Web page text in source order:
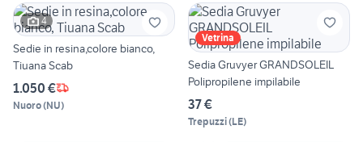
4
Sedie in resina,colore bianco,
Tiuana Scab
1.050 €
Nuoro(NU)
Vetrina
Sedia Gruvyer GRANDSOLEIL
Polipropilene impilabile
37 €
Trepuzzi(LE)